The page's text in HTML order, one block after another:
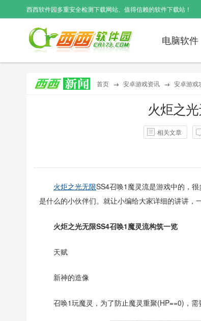
西西软件园多重安全检测下载网站、值得信赖的软件下载站！
电脑软件
首页 → 安卓游戏资讯 → 安卓游戏
火炬之
相关文章
作者：西西 点击
火炬之光无限SS4召唤1魔灵流是游戏中的，
是什么的小伙伴们。就让小编给大家详细的讲讲，
火炬之光无限SS4召唤1魔灵流构筑一览
天赋
新神的造像
召唤1玩魔灵，为了防止魔灵重聚(HP==0)，需